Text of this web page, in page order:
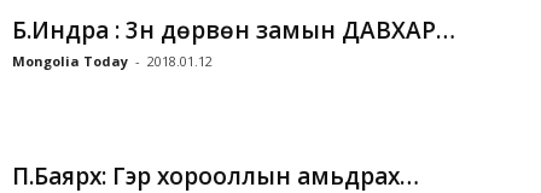
Б.Индра : 3үүн дөрвөн замын ДАВХАР…
Mongolia Today - 2018.01.12
П.Баярхүү: Гэр хорооллын амьдрах…